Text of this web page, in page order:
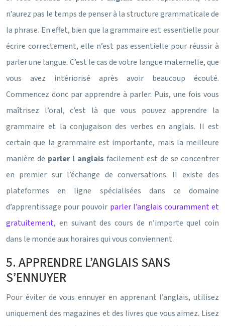
n’aurez pas le temps de penser à la structure grammaticale de
la phrase. En effet, bien que la grammaire est essentielle pour
écrire correctement, elle n’est pas essentielle pour réussir à
parler une langue. C’est le cas de votre langue maternelle, que
vous avez intériorisé après avoir beaucoup écouté.
Commencez donc par apprendre à parler. Puis, une fois vous
maîtrisez l’oral, c’est là que vous pouvez apprendre la
grammaire et la conjugaison des verbes en anglais. Il est
certain que la grammaire est importante, mais la meilleure
manière de parler l anglais facilement est de se concentrer
en premier sur l’échange de conversations. Il existe des
plateformes en ligne spécialisées dans ce domaine
d’apprentissage pour pouvoir parler l’anglais couramment et
gratuitement, en suivant des cours de n’importe quel coin
dans le monde aux horaires qui vous conviennent.
5. APPRENDRE L’ANGLAIS SANS
S’ENNUYER
Pour éviter de vous ennuyer en apprenant l’anglais, utilisez
uniquement des magazines et des livres que vous aimez. Lisez